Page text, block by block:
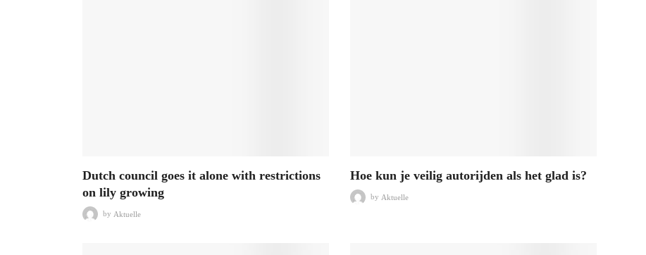
Dutch council goes it alone with restrictions
on lily growing
by Aktuelle
Hoe kun je veilig autorijden als het glad is?
by Aktuelle